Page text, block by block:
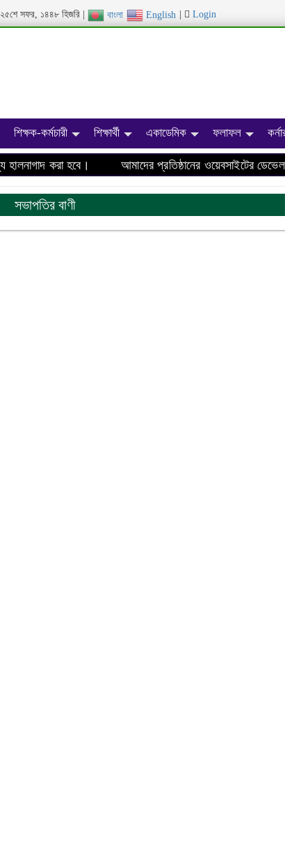
সফর, ১৪৪৮ হিজরি | বাংলা English Login
শিক্ষক-কর্মচারী শিক্ষার্থী একাডেমিক ফলাফল
আমাদের প্রতিষ্ঠানের ওয়েবসাইটের
করা হবে।
সভাপতির বাণী